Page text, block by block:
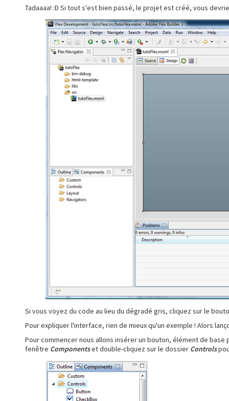
Tadaaaa! :D Si tout s'est bien passé, le projet est créé, vous
Si vous voyez du code au lieu du dégradé gris, cliquez sur le
Pour expliquer l'interface, rien de mieux qu'un exemple ! Alors
Pour commencer nous allons insérer un bouton, élément de
fenêtre Componentset double-cliquez sur le dossier Controls